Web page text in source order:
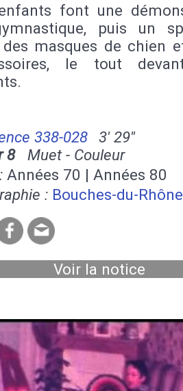
font une
puis un
des masques de chien
le tout
338-028
3' 29''
8Muet - Couleur
Années 70 | Années 80
: Bouches-du-
Voir la notice